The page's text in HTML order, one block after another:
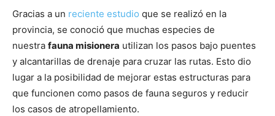
Gracias a un reciente estudio que se realizó en la
provincia, se conoció que muchas especies de
nuestra fauna misionera utilizan los pasos bajo puentes
y alcantarillas de drenaje para cruzar las rutas. Esto dio
lugar a la posibilidad de mejorar estas estructuras para
que funcionen como pasos de fauna seguros y reducir
los casos de atropellamiento.